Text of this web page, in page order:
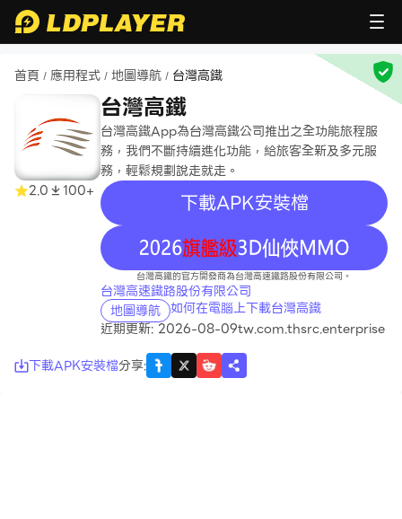
首頁 / 應用程式 / 地圖導航 / 台灣高鐵
2.0 100+
台灣高鐵
台灣高鐵App為台灣高鐵公司推出之全功能旅程服
務，我們不斷持續進化功能，給旅客全新及多元服
務，輕鬆規劃說走就走。
下載APK安裝檔
recommend
台灣高鐵的官方開發商為台灣高速鐵路股份有限公司。
台灣高速鐵路股份有限公司
地圖導航 如何在電腦上下載台灣高鐵
近期更新: 2026-08-09tw.com.thsrc.enterprise
下載APK安裝檔分享: